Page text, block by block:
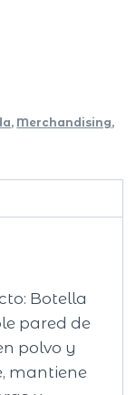
, Merchandising,
Botella
pared de
polvo y
mantiene